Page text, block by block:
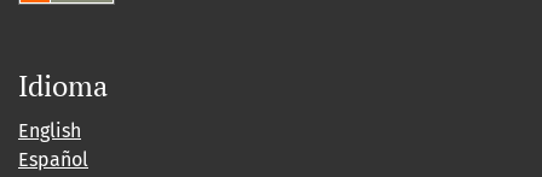
Idioma
English
Español